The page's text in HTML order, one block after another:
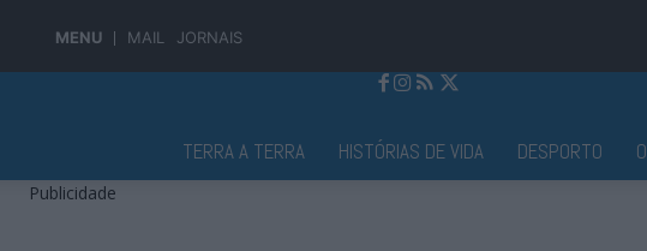
MENU MAIL JORNAIS
TERRA A TERRA HISTÓRIAS DE VIDA DESPORTO
Publicidade